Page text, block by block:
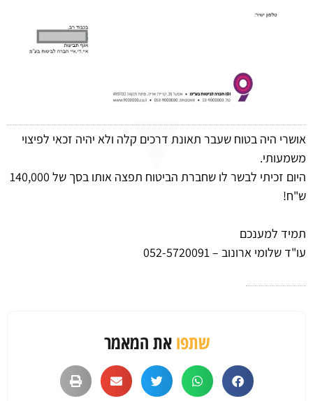
אושרי היה בטוח שעבר תאונת דרכים קלה ולא יהיה זכאי לפיצוי
משמעותי.
היום זכיתי לבשר לו שחברת הביטוח תפצה אותו בסך של 140,000
ש"ח!
תמיד למענכם
עו"ד שלומי ארונוב – 052-5720091
שתפואת המאמר